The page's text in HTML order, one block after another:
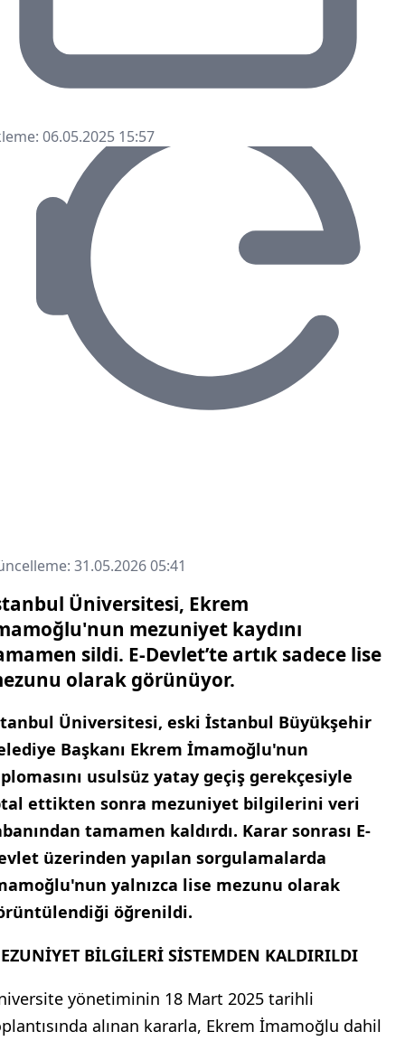
06.05.2025 15:57
31.05.2026 05:41
Üniversitesi, Ekrem
mezuniyet kaydını
sildi. E-Devlet’te artık sadece lise
olarak görünüyor.
Üniversitesi, eski İstanbul Büyükşehir
Başkanı Ekrem İmamoğlu'nun
usulsüz yatay geçiş gerekçesiyle
ettikten sonra mezuniyet bilgilerini veri
tamamen kaldırdı. Karar sonrası E-
üzerinden yapılan sorgulamalarda
yalnızca lise mezunu olarak
öğrenildi.
BİLGİLERİ SİSTEMDEN KALDIRILDI
yönetiminin 18 Mart 2025 tarihli
alınan kararla, Ekrem İmamoğlu dahil